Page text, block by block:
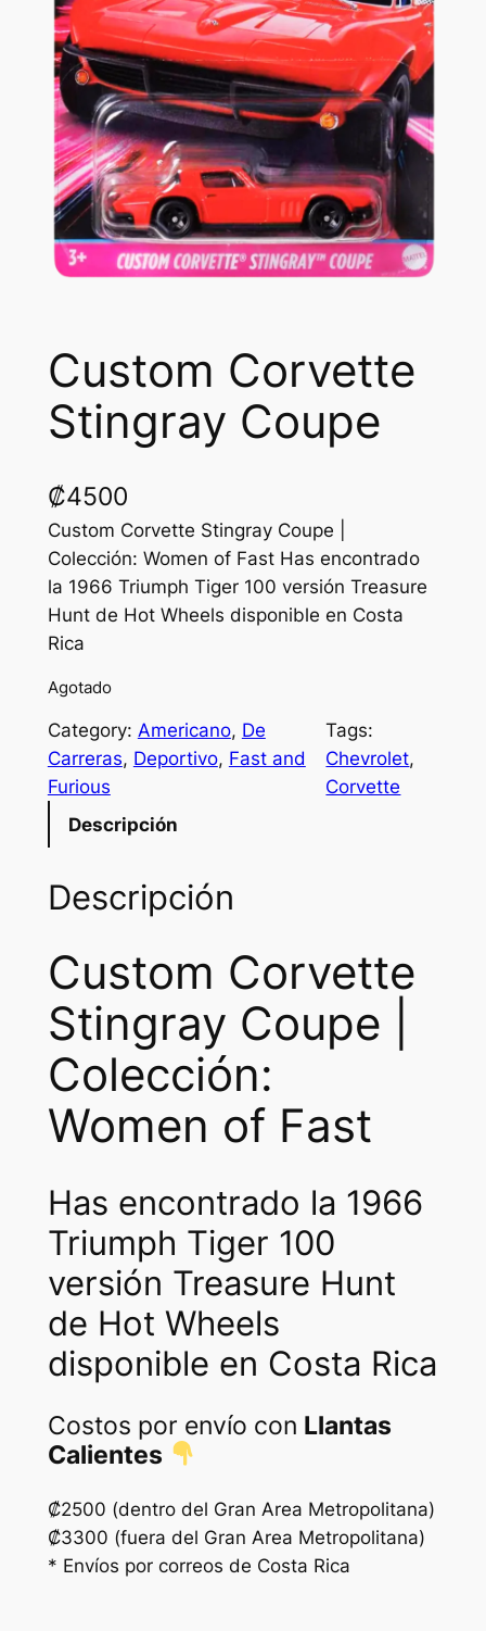
Custom Corvette
Stingray Coupe
₡4500
Custom Corvette Stingray Coupe |
Colección: Women of Fast Has encontrado
la 1966 Triumph Tiger 100 versión Treasure
Hunt de Hot Wheels disponible en Costa
Rica
Agotado
Category: Americano, De
Carreras, Deportivo, Fast and
Furious
Tags:
Chevrolet
Corvette
Descripción
Descripción
Custom Corvette
Stingray Coupe |
Colección:
Women of Fast
Has encontrado la 1966
Triumph Tiger 100
versión Treasure Hunt
de Hot Wheels
disponible en Costa Rica
Costos por envío con Llantas
Calientes
₡2500 (dentro del Gran Area Metropolitana)
₡3300 (fuera del Gran Area Metropolitana)
* Envíos por correos de Costa Rica